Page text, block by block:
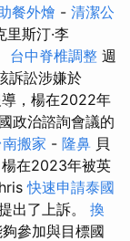
餐外燴 - 清潔公
里斯汀·李
台中脊椎調整 週
訴訟涉嫌於
，楊在2022年
政治諮詢會議的
南搬家 - 隆鼻 貝
楊在2023年被英
快速申請泰國
出了上訴。 換
參加與目標國